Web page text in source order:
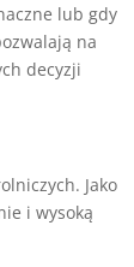
lub gdy
na
decyzji
Jako
i wysoką